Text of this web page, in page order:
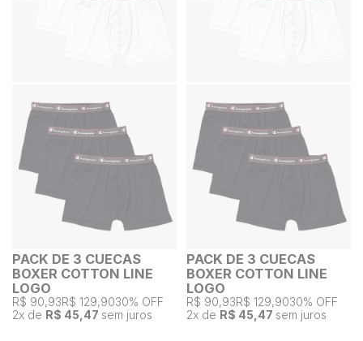
PACK DE 3 CUECAS
BOXER COTTON LINE
LOGO
R$ 90,93R$ 129,9030% OFF
2x de R$ 45,47 sem juros
PACK DE 3 CUECAS
BOXER COTTON LINE
LOGO
R$ 90,93R$ 129,9030% OFF
2x de R$ 45,47 sem juros